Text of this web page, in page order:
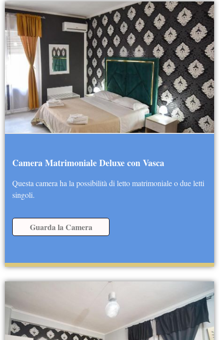
Camera Matrimoniale Deluxe con Vasca
Questa camera ha la possibilità di letto matrimoniale o due letti
singoli.
Guarda la Camera